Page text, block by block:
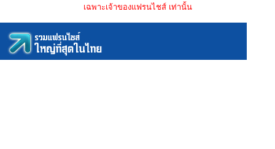
เฉพาะเจ้าของแฟรนไชส์ เท่านั้น